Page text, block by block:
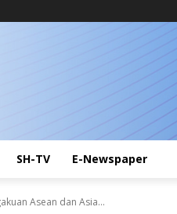
SH-TV E-Newspaper
Asean dan Asia...